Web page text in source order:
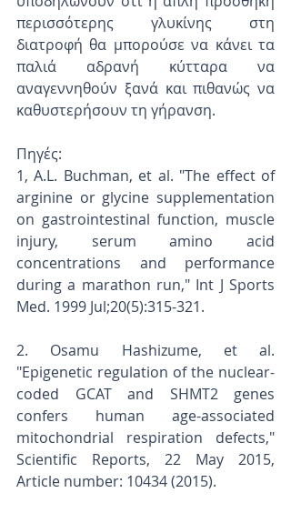
περισσότερης γλυκίνης στη
διατροφή θα μπορούσε να κάνει τα
παλιά αδρανή κύτταρα να
αναγεννηθούν ξανά και πιθανώς να
καθυστερήσουν τη γήρανση.
Πηγές:
1, A.L. Buchman, et al. "The effect of
arginine or glycine supplementation
on gastrointestinal function, muscle
injury, serum amino acid
concentrations and performance
during a marathon run," Int J Sports
Med. 1999 Jul;20(5):315-321.
2. Osamu Hashizume, et al.
"Epigenetic regulation of the nuclear-
coded GCAT and SHMT2 genes
confers human age-associated
mitochondrial respiration defects,"
Scientific Reports, 22 May 2015,
Article number: 10434 (2015).